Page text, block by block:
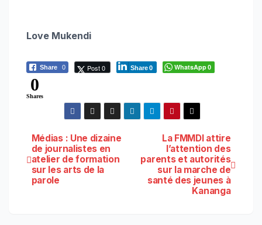
Love Mukendi
Share 0 Post 0 Share0 WhatsApp0
0
Shares
Navigation
de
l’article
La FMMDI attire
l’attention des
parents et autorités
sur la marche de
santé des jeunes à
Kananga
Médias : Une dizaine
de journalistes en
atelier de formation
sur les arts de la
parole